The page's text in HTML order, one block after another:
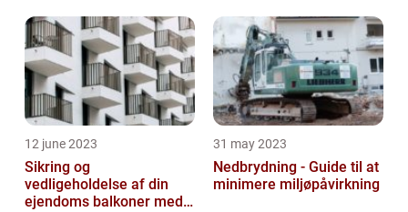
12 june 2023
Sikring og
vedligeholdelse af din
ejendoms balkoner med
31 may 2023
Nedbrydning - Guide til at
minimere miljøpåvirkning